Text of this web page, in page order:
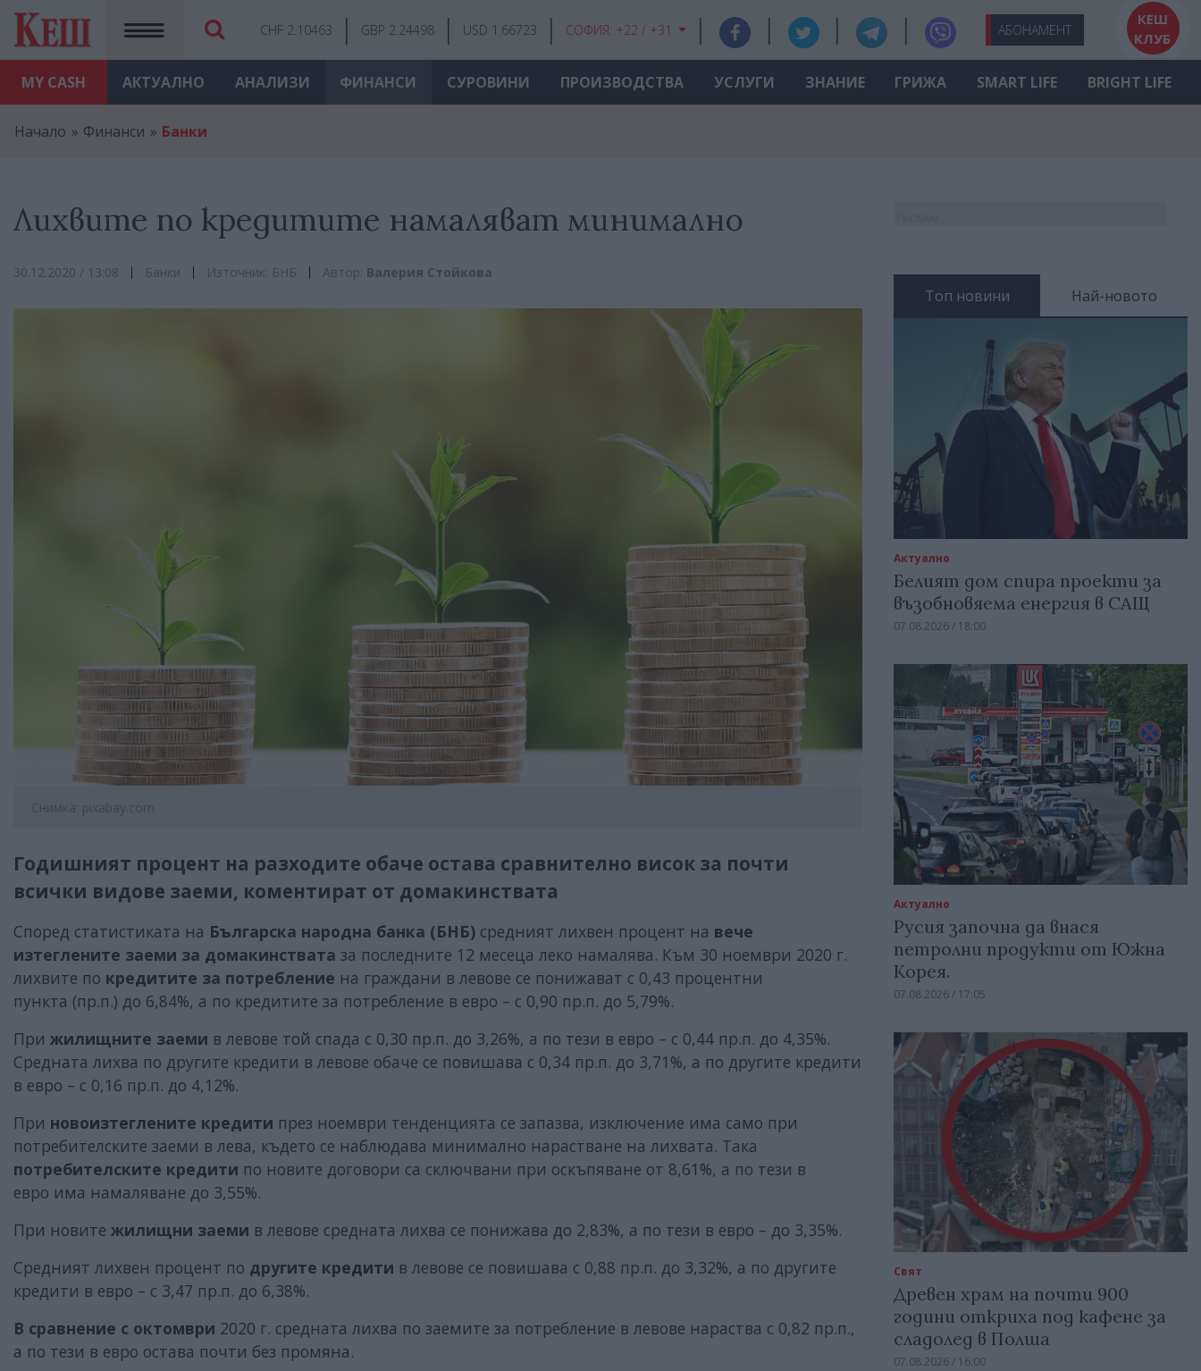
MY CASH
CHF 2.10463 GBP 2.24498 USD 1.66723 СОФИЯ: +22 / +31 АБОНАМЕНТ
КЕШ
КЛУБ
АКТУАЛНО АНАЛИЗИ ФИНАНСИ СУРОВИНИ ПРОИЗВОДСТВА УСЛУГИ ЗНАНИЕ ГРИЖА SMART LIFE BRIGHT LIFE
Начало Финанси Банки
Лихвите по кредитите намаляват минимално
30.12.2020 / 13:08 Банки Източник: БНБ Автор: Валерия Стойкова
Снимка: pixabay.com
Годишният процент на разходите обаче остава сравнително висок за почти
всички видове заеми, коментират от домакинствата
Според статистиката на Българска народна банка (БНБ) средният лихвен процент на вече
изтеглените заеми за домакинствата за последните 12 месеца леко намалява. Към 30 ноември 2020 г.
лихвите по кредитите за потребление на граждани в левове се понижават с 0,43 процентни
пункта (пр.п.) до 6,84%, а по кредитите за потребление в евро – с 0,90 пр.п. до 5,79%.
При жилищните заеми в левове той спада с 0,30 пр.п. до 3,26%, а по тези в евро – с 0,44 пр.п. до 4,35%.
Средната лихва по другите кредити в левове обаче се повишава с 0,34 пр.п. до 3,71%, а по другите кредити
в евро – с 0,16 пр.п. до 4,12%.
При новоизтеглените кредити през ноември тенденцията се запазва, изключение има само при
потребителските заеми в лева, където се наблюдава минимално нарастване на лихвата. Така
потребителските кредити по новите договори са сключвани при оскъпяване от 8,61%, а по тези в
евро има намаляване до 3,55%.
При новите жилищни заеми в левове средната лихва се понижава до 2,83%, а по тези в евро – до 3,35%.
Средният лихвен процент по другите кредити в левове се повишава с 0,88 пр.п. до 3,32%, а по другите
кредити в евро – с 3,47 пр.п. до 6,38%.
В сравнение с октомври 2020 г. средната лихва по заемите за потребление в левове нараства с 0,82 пр.п.,
а по тези в евро остава почти без промяна.
Топ новини Най-новото
Актуално
Белият дом спира проекти за
възобновяема енергия в САЩ
07.08.2026 / 18:00
Актуално
Русия започна да внася
петролни продукти от Южна
Корея.
07.08.2026 / 17:05
Свят
Древен храм на почти 900
години откриха под кафене за
сладолед в Полша
07.08.2026 / 16:00